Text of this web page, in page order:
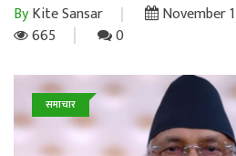
ByKite Sansar
November
665
0
समाचार